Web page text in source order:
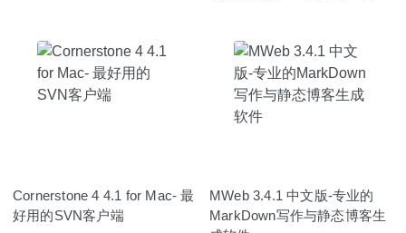
Cornerstone 4 4.1 for Mac- 最
好用的SVN客户端
MWeb 3.4.1 中文版-专业的
MarkDown写作与静态博客生